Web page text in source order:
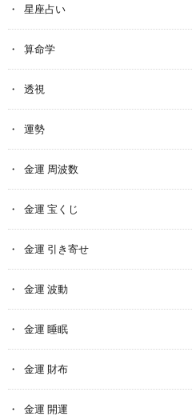
星座占い
算命学
透視
運勢
金運 周波数
金運 宝くじ
金運 引き寄せ
金運 波動
金運 睡眠
金運 財布
金運 開運